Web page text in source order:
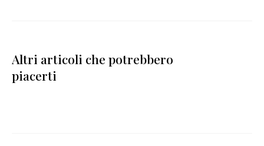
Altri articoli che potrebbero
piacerti